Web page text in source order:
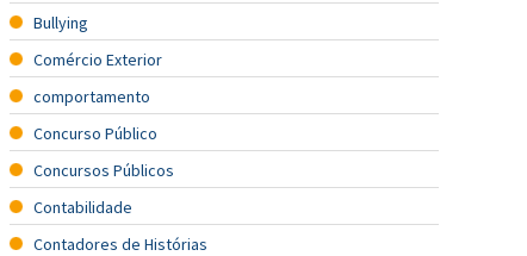
Bullying
Comércio Exterior
comportamento
Concurso Público
Concursos Públicos
Contabilidade
Contadores de Histórias